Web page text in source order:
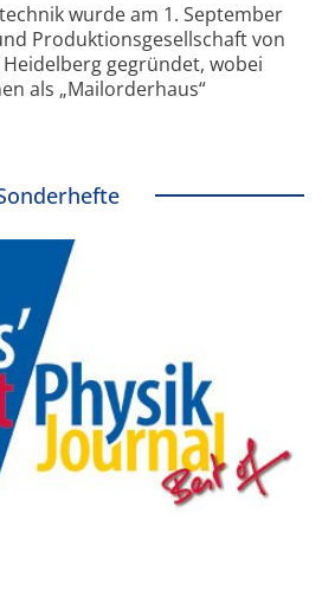
wurde am 1. September
Produktionsgesellschaft von
gegründet, wobei
als „Mailorderhaus“